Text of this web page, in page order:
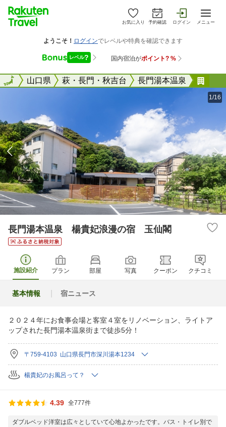
お気に入り 予約確認 ログイン メニュー
全国山口県 萩・長門・秋吉台 長門湯本温泉
全国
1/16
長門湯本温泉 楊貴妃浪漫の宿 玉仙閣
施設紹介 プラン 部屋 写真 クーポン クチコミ
基本情報 宿ニュース
２０２４年にお食事会場と客室４室をリノベーション、ライトア
ップされた長門湯本温泉街まで徒歩5分！
〒759-4103 山口県長門市深川湯本1234
楊貴妃のお風呂って？
4.39 全777件
ダブルベッド洋室は広々としていて心地よかったです。バス・トイレ別で